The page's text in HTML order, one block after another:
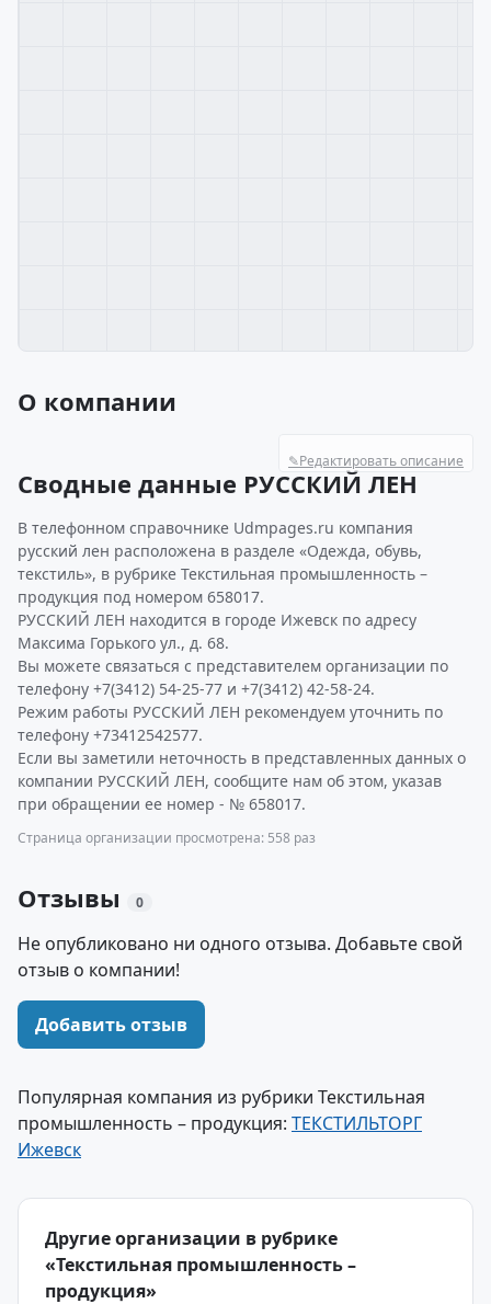
О компании
✎Редактировать описание
Сводные данные РУССКИЙ ЛЕН
В телефонном справочнике Udmpages.ru компания
русский лен расположена в разделе «Одежда, обувь,
текстиль», в рубрике Текстильная промышленность –
продукция под номером 658017.
РУССКИЙ ЛЕН находится в городе Ижевск по адресу
Максима Горького ул., д. 68.
Вы можете связаться с представителем организации по
телефону +7(3412) 54-25-77 и +7(3412) 42-58-24.
Режим работы РУССКИЙ ЛЕН рекомендуем уточнить по
телефону +73412542577.
Если вы заметили неточность в представленных данных о
компании РУССКИЙ ЛЕН, сообщите нам об этом, указав
при обращении ее номер - № 658017.
Страница организации просмотрена: 558 раз
Отзывы 0
Не опубликовано ни одного отзыва. Добавьте свой
отзыв о компании!
Добавить отзыв
Популярная компания из рубрики Текстильная
промышленность – продукция: ТЕКСТИЛЬТОРГ
Ижевск
Другие организации в рубрике
«Текстильная промышленность –
продукция»